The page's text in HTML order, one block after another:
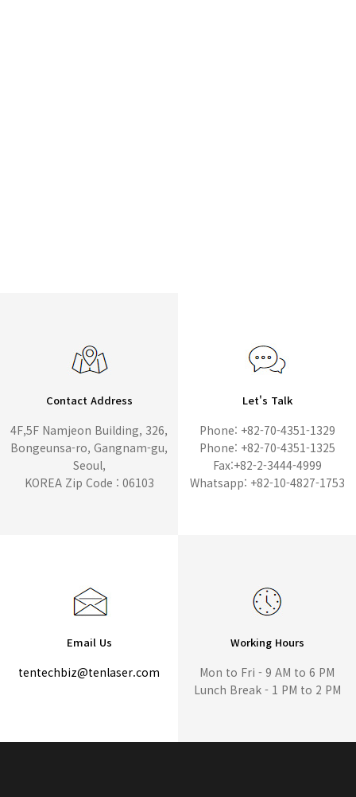
Contact Address
4F,5F Namjeon Building, 326,
Bongeunsa-ro, Gangnam-gu,
Seoul,
KOREA Zip Code : 06103
Let's Talk
Phone: +82-70-4351-1329
Phone: +82-70-4351-1325
Fax:+82-2-3444-4999
Whatsapp: +82-10-4827-1753
Email Us
tentechbiz@tenlaser.com
Working Hours
Mon to Fri - 9 AM to 6 PM
Lunch Break - 1 PM to 2 PM